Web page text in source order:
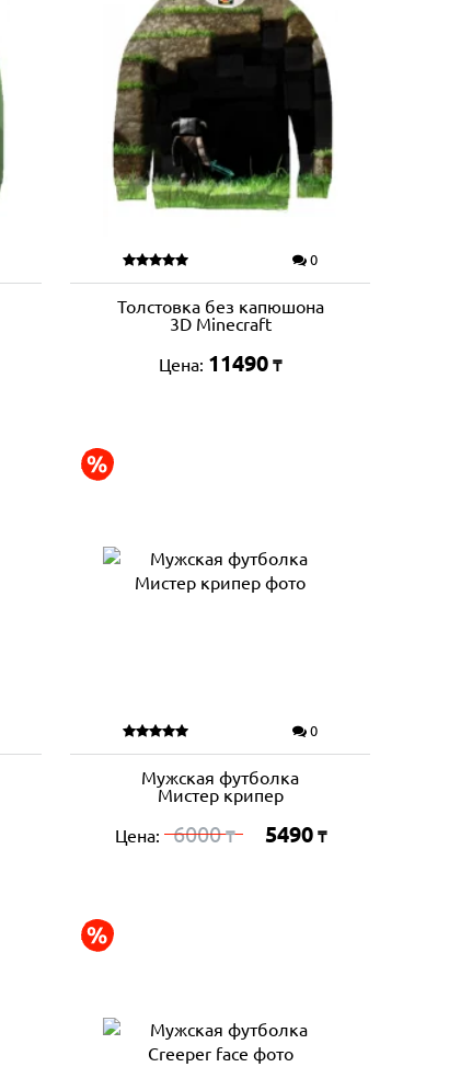
0
Толстовка без капюшона
3D Minecraft
Цена: 11490 ₸
0
Мужская футболка
Мистер крипер
Цена: 6000₸ 5490 ₸